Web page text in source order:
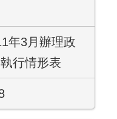
年3月辦理政
行情形表